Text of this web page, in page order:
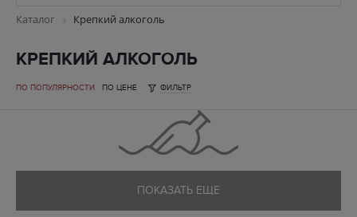
Каталог Крепкий алкоголь
КРЕПКИЙ АЛКОГОЛЬ
ПО ПОПУЛЯРНОСТИ ПО ЦЕНЕ ФИЛЬТР
ПОКАЗАТЬ ЕЩЕ